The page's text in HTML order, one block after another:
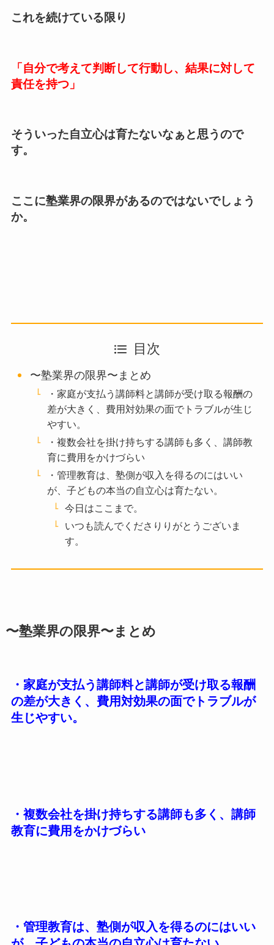
これを続けている限り
「自分で考えて判断して行動し、結果に対して
責任を持つ」
そういった自立心は育たないなぁと思うので
す。
ここに塾業界の限界があるのではないでしょう
か。
目次
〜塾業界の限界〜まとめ
・家庭が支払う講師料と講師が受け取る報酬の
差が大きく、費用対効果の面でトラブルが生じ
やすい。
・複数会社を掛け持ちする講師も多く、講師教
育に費用をかけづらい
・管理教育は、塾側が収入を得るのにはいい
が、子どもの本当の自立心は育たない。
今日はここまで。
いつも読んでくださりりがとうございま
す。
〜塾業界の限界〜まとめ
・家庭が支払う講師料と講師が受け取る報酬
の差が大きく、費用対効果の面でトラブルが
生じやすい。
・複数会社を掛け持ちする講師も多く、講師
教育に費用をかけづらい
・管理教育は、塾側が収入を得るのにはいい